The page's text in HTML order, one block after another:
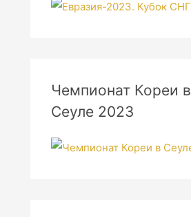
Чемпионат Кореи в
Сеуле 2023